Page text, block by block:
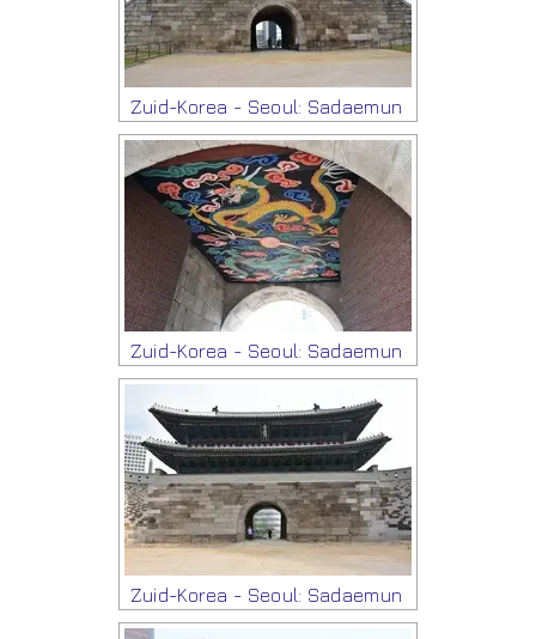
Zuid-Korea - Seoul: Sadaemun
Zuid-Korea - Seoul: Sadaemun
Zuid-Korea - Seoul: Sadaemun